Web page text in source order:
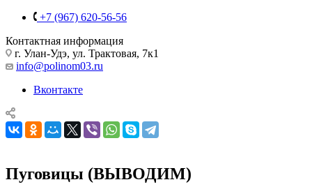
+7 (967) 620-56-56
Контактная информация
г. Улан-Удэ, ул. Трактовая, 7к1
info@polinom03.ru
Вконтакте
Пуговицы (ВЫВОДИМ)